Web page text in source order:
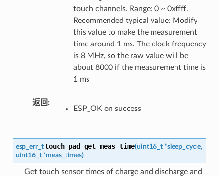
touch channels. Range: 0 ~ 0xffff.
Recommended typical value: Modify
this value to make the measurement
time around 1 ms. The clock frequency
is 8 MHz, so the raw value will be
about 8000 if the measurement time is
1 ms
返回
ESP_OK on success
esp_err_t touch_pad_get_meas_time(uint16_t *sleep_cycle,
uint16_t *meas_times)
Get touch sensor times of charge and discharge and